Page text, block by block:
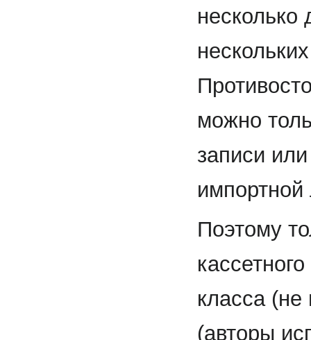
несколько
можно
записи
импортной
Поэтому
класса (не
(авторы